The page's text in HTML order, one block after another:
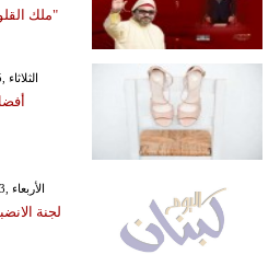
"ملك
GMT 22:11 2022 الثلاثاء ,05 تموز / يوليو
GMT 20:25 2019 الأربعاء ,03 إبريل / نيسان
لجنة